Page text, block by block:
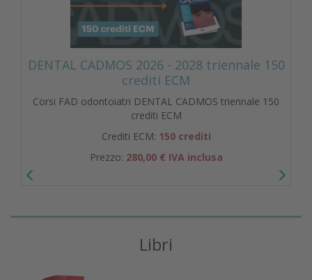
DENTAL CADMOS 2026 - 2028 triennale 150
crediti ECM
Corsi FAD odontoiatri DENTAL CADMOS triennale 150
crediti ECM
Crediti ECM: 150 crediti
Prezzo: 280,00 € IVA inclusa
Libri